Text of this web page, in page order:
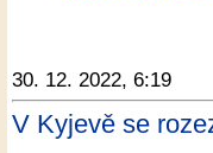
30. 12. 2022, 6:19
V Kyjevě se